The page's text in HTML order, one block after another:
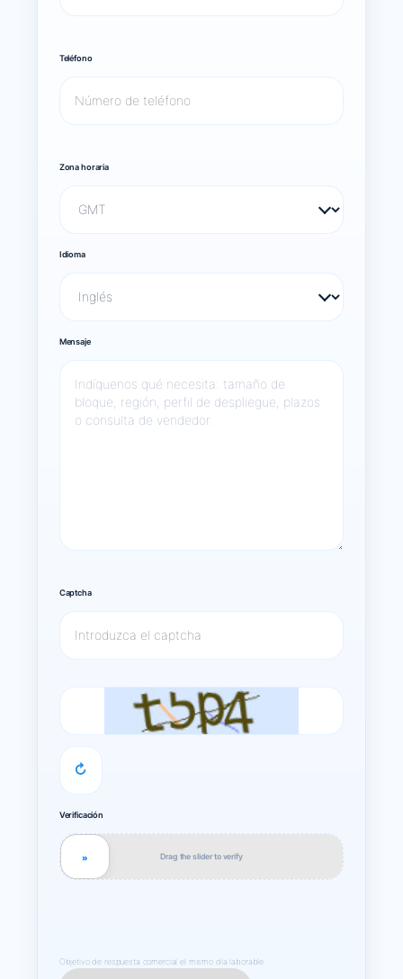
Teléfono
Zona horaria
Idioma
Mensaje
Captcha
↻
Verificación
Drag the slider to verify
»
Objetivo de respuesta comercial el mismo día laborable.